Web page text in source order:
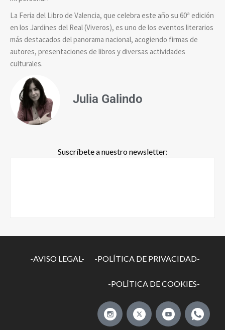
La Feria del Libro de Valencia, que celebra este año su 60ª edición
en los Jardines del Real (Viveros), es uno de los eventos literarios
más destacados del panorama nacional, acogiendo firmas de
autores, presentaciones de libros y diversas actividades
culturales.
Julia Galindo
Suscríbete a nuestro newsletter:
-AVISO LEGAL- -POLÍTICA DE PRIVACIDAD-
-POLÍTICA DE COOKIES-